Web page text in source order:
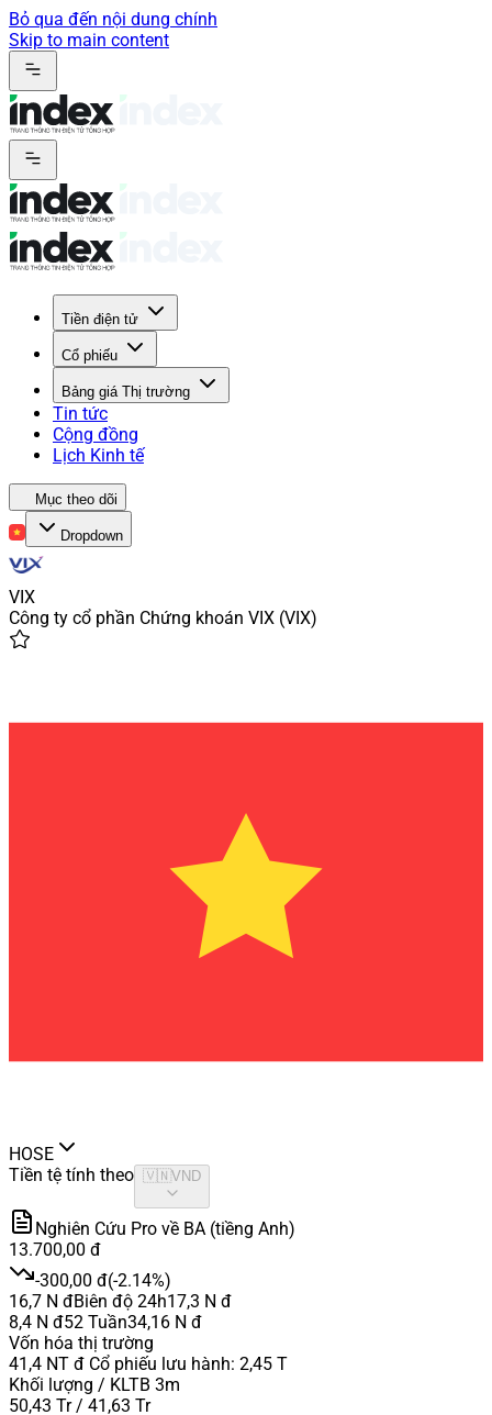
Bỏ qua đến nội dung chính
Skip to main content
Tiền điện tử
Cổ phiếu
Bảng giá Thị trường
Tin tức
Cộng đồng
Lịch Kinh tế
Mục theo dõi
Dropdown
VIX
Công ty cổ phần Chứng khoán VIX (VIX)
HOSE
Tiền tệ tính theo 🇻🇳 VND
Nghiên Cứu Pro về BA (tiềng Anh)
13.700,00 đ
-300,00 đ(-2.14%)
16,7 N đBiên độ 24h17,3 N đ
8,4 N đ52 Tuần34,16 N đ
Vốn hóa thị trường
41,4 NT đ Cổ phiếu lưu hành: 2,45 T
Khối lượng / KLTB 3m
50,43 Tr / 41,63 Tr